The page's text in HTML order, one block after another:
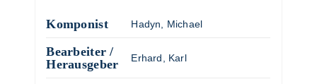
Komponist Hadyn, Michael
Bearbeiter /
Herausgeber
Erhard, Karl